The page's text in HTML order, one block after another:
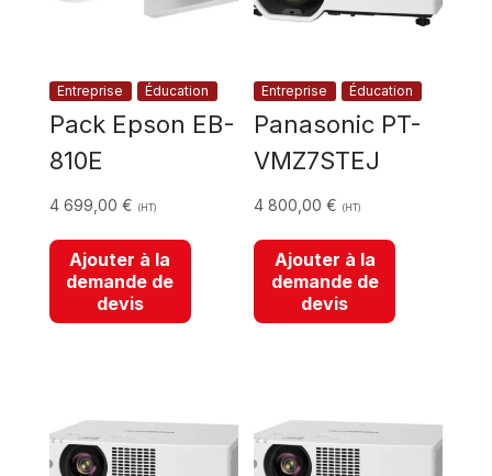
Entreprise Éducation
Pack Epson EB-
810E
4 699,00 € (HT)
Ajouter à la
demande de
devis
Entreprise Éducation
Panasonic PT-
VMZ7STEJ
4 800,00€ (HT)
Ajouter à la
demande de
devis